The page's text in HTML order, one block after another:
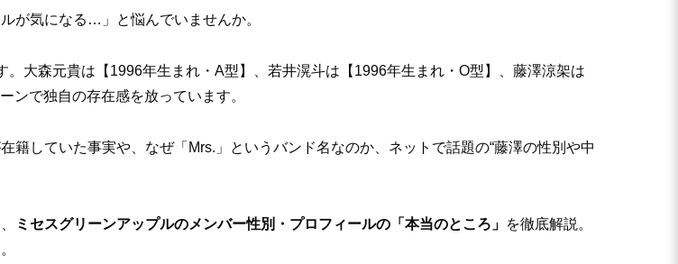
が気になる…」と悩んでいませんか。
。大森元貴は【1996年生まれ・A型】、若井滉斗は【1996年生まれ・O型】、藤澤涼架は
ンで独自の存在感を放っています。
籍していた事実や、なぜ「Mrs.」というバンド名なのか、ネットで話題の“藤澤の性別や中
ミセスグリーンアップルのメンバー性別・プロフィールの「本当のところ」 を徹底解説。